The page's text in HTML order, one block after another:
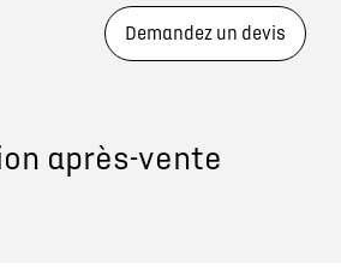
Demandez un devis
après-vente